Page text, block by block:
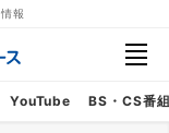
報
YouTube BS・CS番